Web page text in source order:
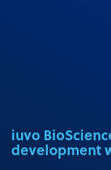
iuvo
development